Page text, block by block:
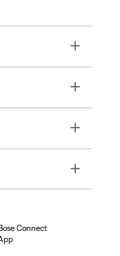
Toggle
Toggle
Toggle
Toggle
Connect